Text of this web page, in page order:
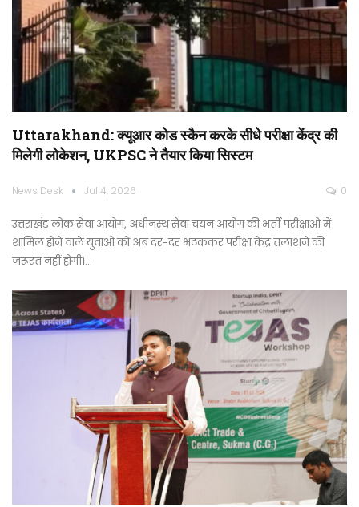
Uttarakhand: क्यूआर कोड स्कैन करके सीधे परीक्षा केंद्र की
मिलेगी लोकेशन, UKPSC ने तैयार किया सिस्टम
News Desk Jul 4, 2026 0
उत्तराखंड लोक सेवा आयोग, अधीनस्थ सेवा चयन आयोग की भर्ती परीक्षाओं में
शामिल होने वाले युवाओं को अब दर-दर भटककर परीक्षा केंद्र तलाशने की
जरूरत नहीं होगी।…